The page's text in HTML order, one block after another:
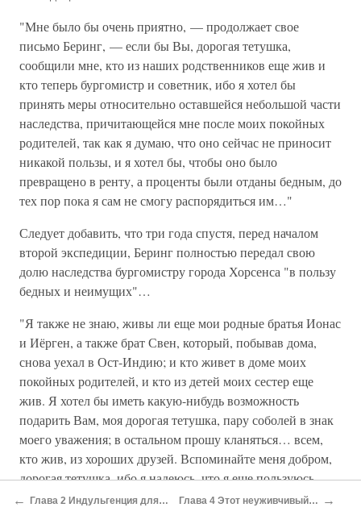
"Мне было бы очень приятно, — продолжает свое
письмо Беринг, — если бы Вы, дорогая тетушка,
сообщили мне, кто из наших родственников еще жив и
кто теперь бургомистр и советник, ибо я хотел бы
принять меры относительно оставшейся небольшой части
наследства, причитающейся мне после моих покойных
родителей, так как я думаю, что оно сейчас не приносит
никакой пользы, и я хотел бы, чтобы оно было
превращено в ренту, а проценты были отданы бедным, до
тех пор пока я сам не смогу распорядиться им…"
Следует добавить, что три года спустя, перед началом
второй экспедиции, Беринг полностью передал свою
долю наследства бургомистру города Хорсенса "в пользу
бедных и неимущих"…
"Я также не знаю, живы ли еще мои родные братья Ионас
и Иёрген, а также брат Свен, который, побывав дома,
снова уехал в Ост-Индию; и кто живет в доме моих
покойных родителей, и кто из детей моих сестер еще
жив. Я хотел бы иметь какую-нибудь возможность
подарить Вам, моя дорогая тетушка, пару соболей в знак
моего уважения; в остальном прошу кланяться… всем,
кто жив, из хороших друзей. Вспоминайте меня добром,
дорогая тетушка, ибо я надеюсь, что я еще пользуюсь
Вашим расположением, и остаюсь постоянно и
← Глава 2 Индульгенция для Эль-Кано Глава 4 Этот неуживчивый адъюнкт →